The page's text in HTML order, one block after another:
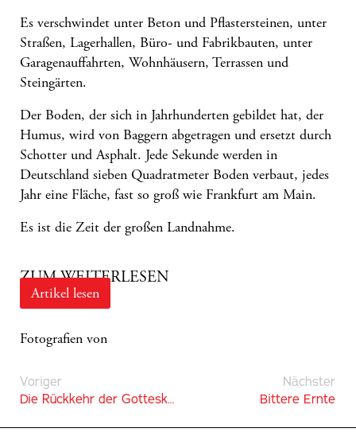
Es verschwindet unter Beton und Pflastersteinen, unter
Straßen, Lagerhallen, Büro- und Fabrikbauten, unter
Garagenauffahrten, Wohnhäusern, Terrassen und
Steingärten.
Der Boden, der sich in Jahrhunderten gebildet hat, der
Humus, wird von Baggern abgetragen und ersetzt durch
Schotter und Asphalt. Jede Sekunde werden in
Deutschland sieben Quadratmeter Boden verbaut, jedes
Jahr eine Fläche, fast so groß wie Frankfurt am Main.
Es ist die Zeit der großen Landnahme.
ZUM WEITERLESEN
Artikel lesen
Fotografien von
Voriger
Die Rückkehr der Gotteskrieger.
Nächster
Bittere Ernte